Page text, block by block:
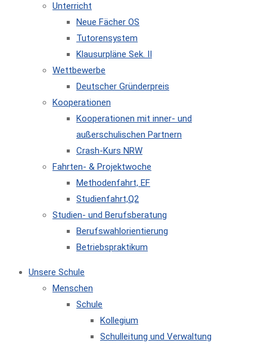
Unterricht
Neue Fächer OS
Tutorensystem
Klausurpläne Sek. II
Wettbewerbe
Deutscher Gründerpreis
Kooperationen
Kooperationen mit inner- und
außerschulischen Partnern
Crash-Kurs NRW
Fahrten- & Projektwoche
Methodenfahrt, EF
Studienfahrt,Q2
Studien- und Berufsberatung
Berufswahlorientierung
Betriebspraktikum
Unsere Schule
Menschen
Schule
Kollegium
Schulleitung und Verwaltung